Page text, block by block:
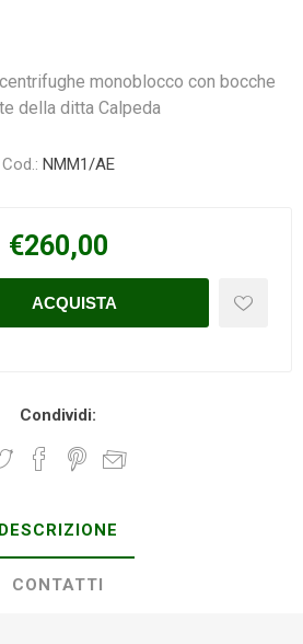
monoblocco con bocche
della ditta Calpeda
Cod.: NMM1/AE
€260,00
Condividi:
DESCRIZIONE
CONTATTI